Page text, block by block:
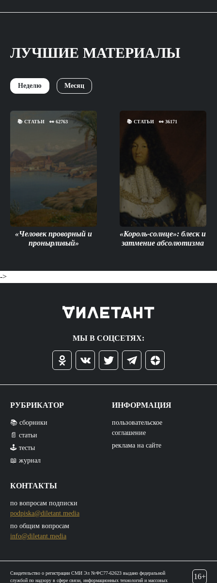
ЛУЧШИЕ МАТЕРИАЛЫ
Неделю Месяц
📚 СТАТЬИ 👀 62763
«Человек проворный и
пронырливый»
📚СТАТЬИ 👀36171
«Король-солнце»: блеск и
затмение абсолютизма
->
МЫ В СОЦСЕТЯХ:
РУБРИКАТОР
📚 сборники
📄 статьи
🕹️ тесты
📖 журнал
КОНТАКТЫ
по вопросам подписки
podpiska@diletant.media
по общим вопросам
info@diletant.media
ИНФОРМАЦИЯ
пользовательское
соглашение
реклама на сайте
Свидетельство о регистрации СМИ Эл №ФС77-62623 выдано федеральной
службой по надзору в сфере связи, информационных технологий и массовых
16+